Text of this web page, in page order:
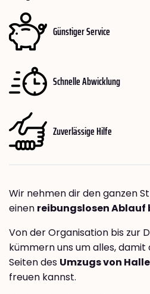
Günstiger Service
Schnelle Abwicklung
Zuverlässige Hilfe
Wir nehmen dir den ganzen
einen reibungslosen Ablauf
Von der Organisation bis zur
kümmern uns um alles,
Seiten des Umzugs von
freuen kannst.